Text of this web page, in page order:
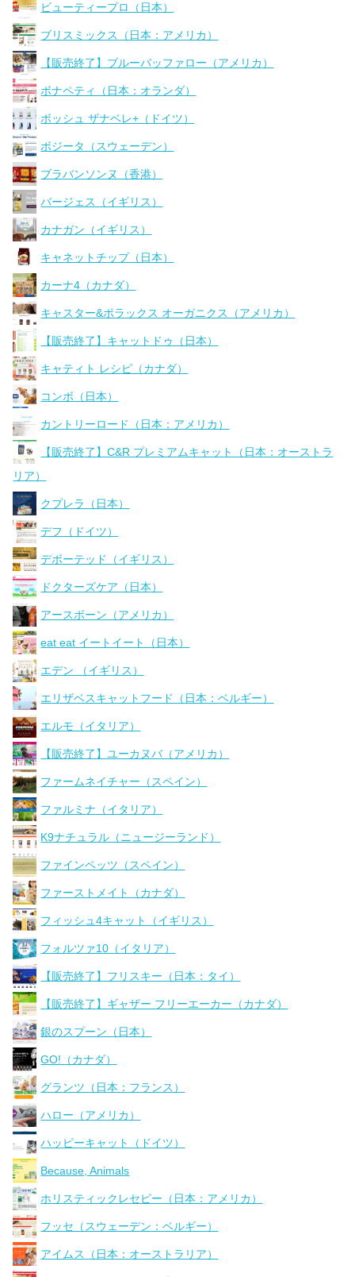
ビューティープロ（日本）
ブリスミックス（日本：アメリカ）
【販売終了】ブルーバッファロー（アメリカ）
ボナペティ（日本：オランダ）
ボッシュ ザナベレ+（ドイツ）
ボジータ（スウェーデン）
ブラバンソンヌ（香港）
バージェス（イギリス）
カナガン（イギリス）
キャネットチップ（日本）
カーナ4（カナダ）
キャスター&ポラックス オーガニクス（アメリカ）
【販売終了】キャットドゥ（日本）
キャティト レシピ（カナダ）
コンボ（日本）
カントリーロード（日本：アメリカ）
【販売終了】C&R プレミアムキャット（日本：オーストラ
リア）
クプレラ（日本）
デフ（ドイツ）
デボーテッド（イギリス）
ドクターズケア（日本）
アースボーン（アメリカ）
eat eat イートイート（日本）
エデン （イギリス）
エリザベスキャットフード（日本：ベルギー）
エルモ（イタリア）
【販売終了】ユーカヌバ（アメリカ）
ファームネイチャー（スペイン）
ファルミナ（イタリア）
K9ナチュラル（ニュージーランド）
ファインペッツ（スペイン）
ファーストメイト（カナダ）
フィッシュ4キャット（イギリス）
フォルツァ10（イタリア）
【販売終了】フリスキー（日本：タイ）
【販売終了】ギャザー フリーエーカー（カナダ）
銀のスプーン（日本）
GO!（カナダ）
グランツ（日本：フランス）
ハロー（アメリカ）
ハッピーキャット（ドイツ）
Because, Animals
ホリスティックレセピー（日本：アメリカ）
フッセ（スウェーデン：ベルギー）
アイムス（日本：オーストラリア）